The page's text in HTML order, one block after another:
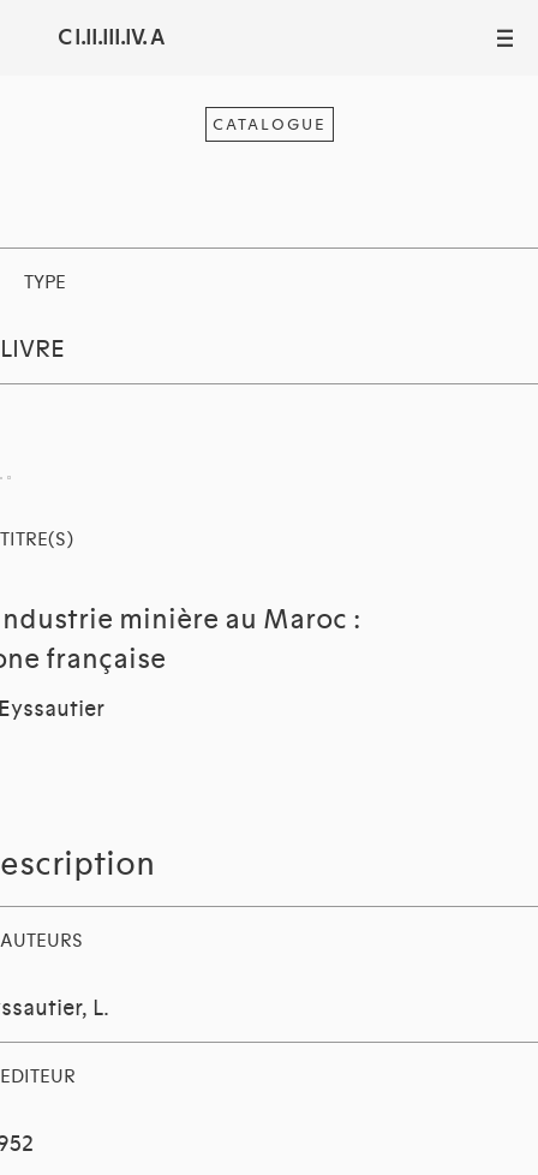
C I.II.III.IV. A III
CATALOGUE
TYPE
LIVRE
TITRE(S)
minière au Maroc :
française
AUTEURS
L.
EDITEUR